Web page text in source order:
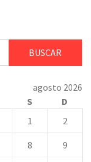
agosto 2026
S
D
1
2
8 9